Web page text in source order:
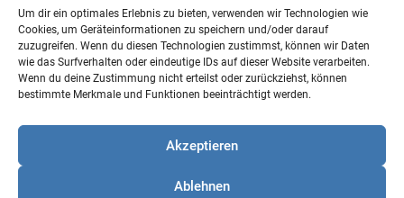
Um dir ein optimales Erlebnis zu bieten, verwenden wir Technologien wie
Cookies, um Geräteinformationen zu speichern und/oder darauf
zuzugreifen. Wenn du diesen Technologien zustimmst, können wir Daten
wie das Surfverhalten oder eindeutige IDs auf dieser Website verarbeiten.
Wenn du deine Zustimmung nicht erteilst oder zurückziehst, können
bestimmte Merkmale und Funktionen beeinträchtigt werden.
Akzeptieren
Ablehnen
Tel. +49 231 952052-10
Fax +49 231 952052-60
e-Mail info@uv-do.de
Internet www.uv-do.de
Impressum